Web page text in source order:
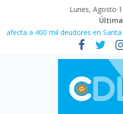
Lunes, Agosto
La morosidad alcanzó su nivel más
afecta a 400 mil deudores en Santa
Desde que asumió Milei cerraron
El agro argentino logró un récord
el primer semestre de 2026
Duelo internacional: Falleció Jorge
Central se despertó y selló una